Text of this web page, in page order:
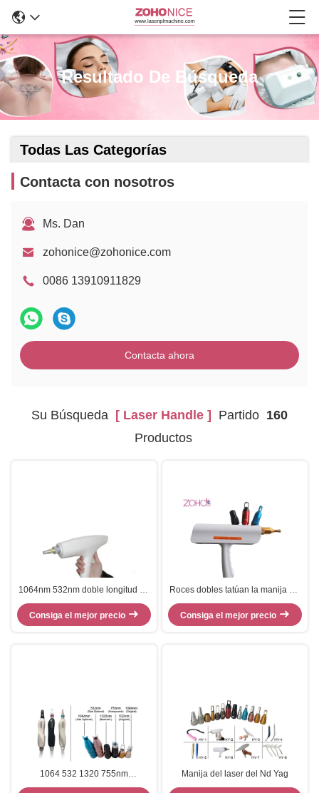
Resultado De Búsqueda
Todas Las Categorías
Contacta con nosotros
Ms. Dan
zohonice@zohonice.com
0086 13910911829
Contacta ahora
Su Búsqueda [ Laser Handle ] Partido 160
Productos
1064nm 532nm doble longitud de
onda Q Switch Nd Yad Laser
Manilla
Consiga el mejor precio
Roces dobles tatúan la manija del
laser del Nd Yag del interruptor
del retiro Q de la peca del retiro
Consiga el mejor precio
1064 532 1320 755nm
Rejuvenecimiento de la piel Q
Manija del laser del Nd Yag